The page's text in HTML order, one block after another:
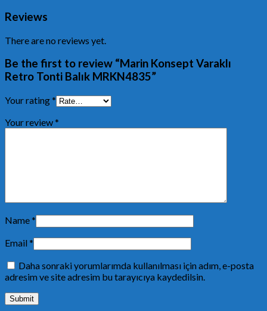
Reviews
There are no reviews yet.
Be the first to review “Marin Konsept Varaklı
Retro Tonti Balık MRKN4835”
Your rating*
Your review*
Name*
Email*
Daha sonraki yorumlarımda kullanılması için adım, e-posta
adresim ve site adresim bu tarayıcıya kaydedilsin.